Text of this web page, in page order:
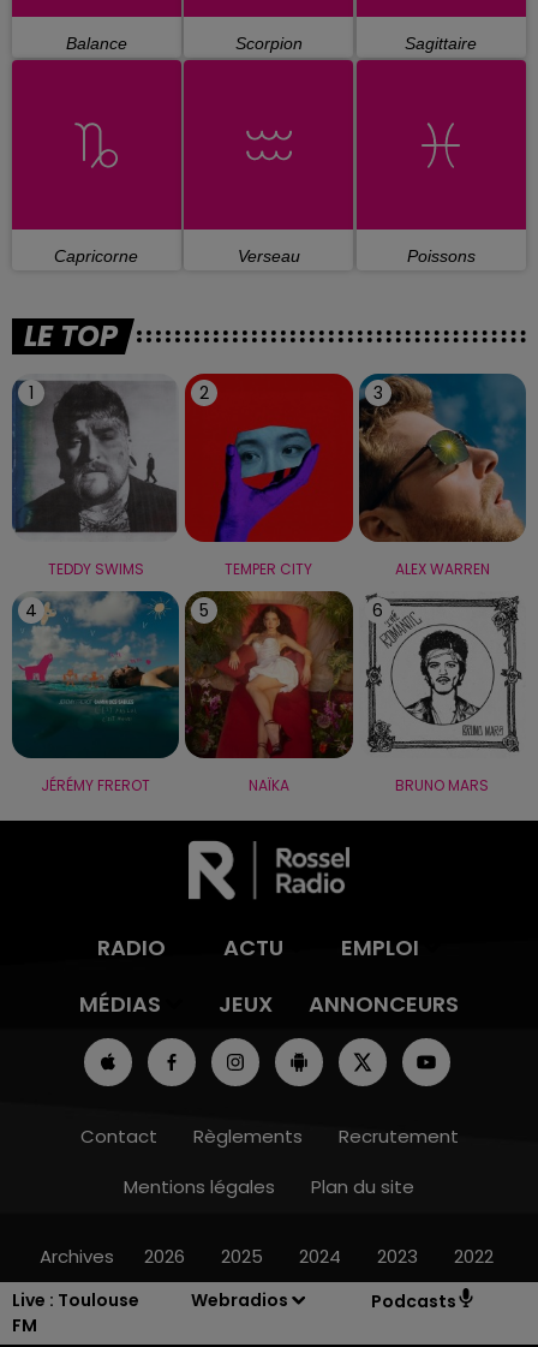
Live : Toulouse
FM
Webradios Podcasts
Balance Scorpion Sagittaire
Capricorne Verseau Poissons
LE TOP
1
TEDDY SWIMS
2
TEMPER CITY
3
ALEX WARREN
4
JÉRÉMY FREROT
5
NAÏKA
6
BRUNO MARS
RADIO ACTU
EMPLOI
MÉDIAS
JEUX ANNONCEURS
Contact Règlements
Recrutement
Mentions légales
Plan du site
Archives 2026 2025 2024 2023 2022